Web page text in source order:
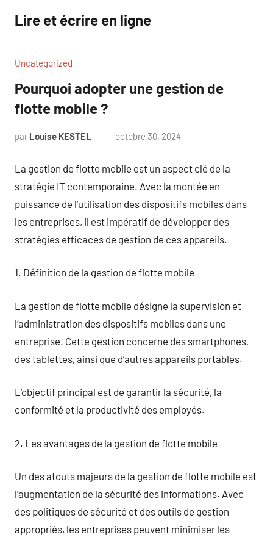
contenu
Lire et écrire en ligne
Uncategorized
Pourquoi adopter une gestion de
flotte mobile ?
par Louise KESTEL octobre 30, 2024
La gestion de flotte mobile est un aspect clé de la
stratégie IT contemporaine. Avec la montée en
puissance de l’utilisation des dispositifs mobiles dans
les entreprises, il est impératif de développer des
stratégies efficaces de gestion de ces appareils.
1. Définition de la gestion de flotte mobile
La gestion de flotte mobile désigne la supervision et
l’administration des dispositifs mobiles dans une
entreprise. Cette gestion concerne des smartphones,
des tablettes, ainsi que d’autres appareils portables.
L’objectif principal est de garantir la sécurité, la
conformité et la productivité des employés.
2. Les avantages de la gestion de flotte mobile
Un des atouts majeurs de la gestion de flotte mobile est
l’augmentation de la sécurité des informations. Avec
des politiques de sécurité et des outils de gestion
appropriés, les entreprises peuvent minimiser les